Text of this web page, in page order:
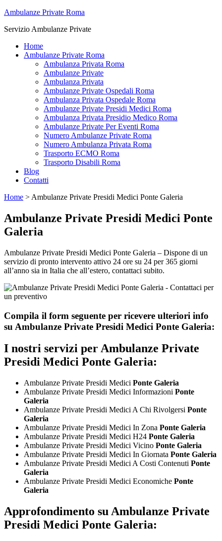
Ambulanze Private Roma
Servizio Ambulanze Private
Home
Ambulanze Private Roma
Ambulanza Privata Roma
Ambulanze Private
Ambulanza Privata
Ambulanze Private Ospedali Roma
Ambulanza Privata Ospedale Roma
Ambulanze Private Presidi Medici Roma
Ambulanza Privata Presidio Medico Roma
Ambulanze Private Per Eventi Roma
Numero Ambulanze Private Roma
Numero Ambulanza Privata Roma
Trasporto ECMO Roma
Trasporto Disabili Roma
Blog
Contatti
Home > Ambulanze Private Presidi Medici Ponte Galeria
Ambulanze Private Presidi Medici Ponte
Galeria
Ambulanze Private Presidi Medici Ponte Galeria – Dispone di un
servizio di pronto intervento attivo 24 ore su 24 per 365 giorni
all’anno sia in Italia che all’estero, contattaci subito.
Compila il form seguente per ricevere ulteriori info
su Ambulanze Private Presidi Medici Ponte Galeria:
I nostri servizi perAmbulanze Private
Presidi Medici Ponte Galeria:
Ambulanze Private Presidi Medici Ponte Galeria
Ambulanze Private Presidi Medici Informazioni Ponte
Galeria
Ambulanze Private Presidi Medici A Chi Rivolgersi Ponte
Galeria
Ambulanze Private Presidi Medici In Zona Ponte Galeria
Ambulanze Private Presidi Medici H24 Ponte Galeria
Ambulanze Private Presidi Medici Vicino Ponte Galeria
Ambulanze Private Presidi Medici In Giornata Ponte Galeria
Ambulanze Private Presidi Medici A Costi Contenuti Ponte
Galeria
Ambulanze Private Presidi Medici Economiche Ponte
Galeria
Approfondimento suAmbulanze Private
Presidi Medici Ponte Galeria: